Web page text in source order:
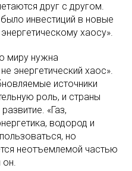
друг с другом.
инвестиций в новые
хаосу».
миру нужна
энергетический хаос».
источники
роль, и страны
«Газ,
водород и
но
неотъемлемой частью
он.